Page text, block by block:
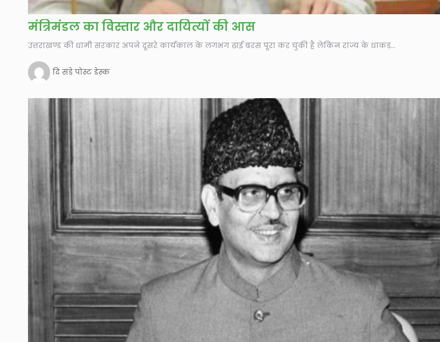
मंत्रिमंडल का विस्तार और दायित्यों की आस
उत्तराखण्ड की धामी सरकार अपने दूसरे कार्यकाल के लगभग ढ़ाई बरस पूरा कर चुकी है लेकिन राज्य के धाकड़...
दि संडे पोस्ट डेस्क